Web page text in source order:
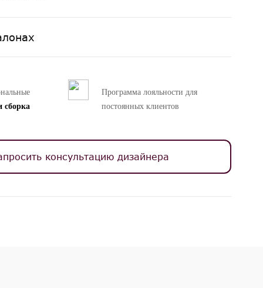
сборка
Программа лояльности для
постоянных клиентов
консультацию дизайнера